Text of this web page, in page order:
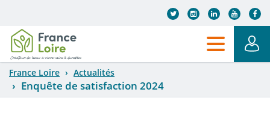
France Loire Actualités
Enquête de satisfaction 2024